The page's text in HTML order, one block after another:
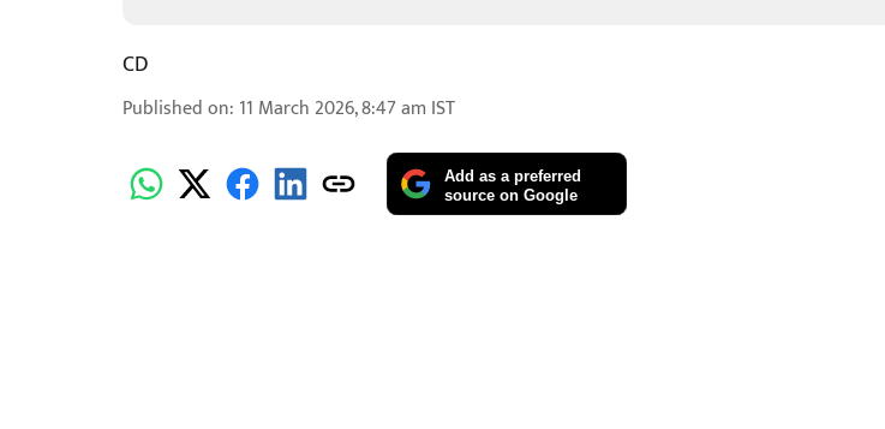
CD
Published on: 11 March 2026, 8:47 am IST
Add as a preferred
source on Google